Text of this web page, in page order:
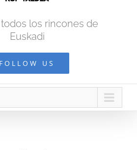
los rincones de
Euskadi
FOLLOW US